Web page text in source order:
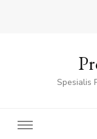
Spesialis